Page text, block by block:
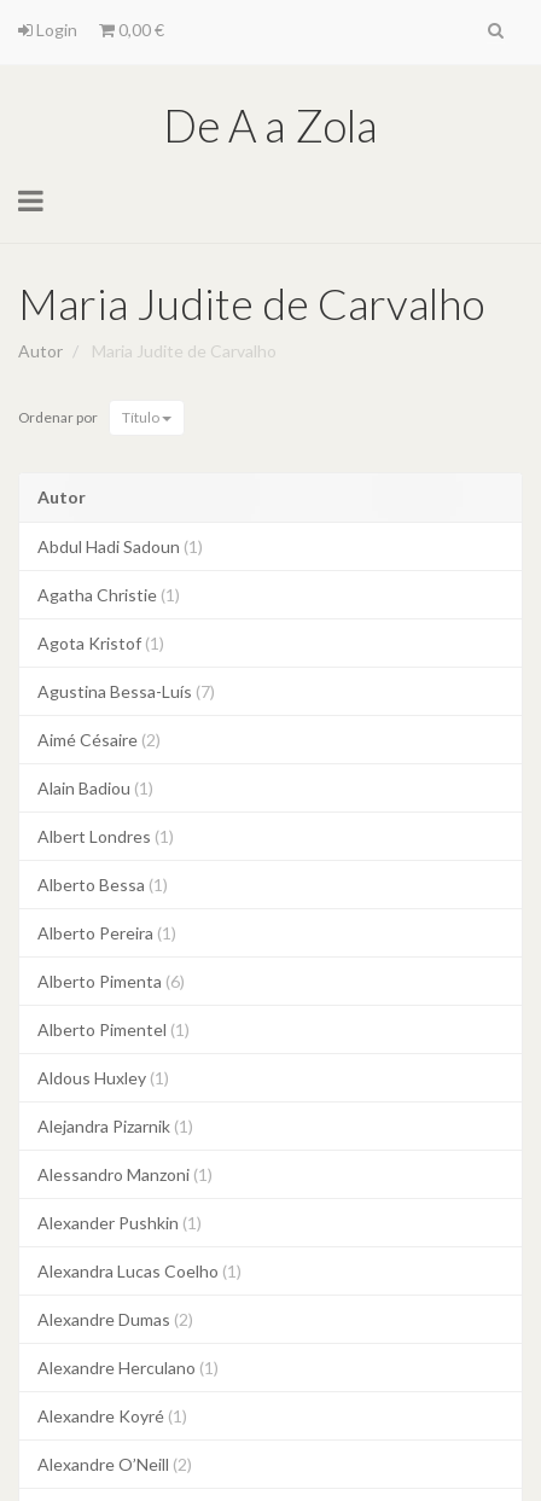
Login 0,00 €
De A a Zola
Toggle
Maria Judite de Carvalho
Autor Maria Judite de Carvalho
Ordenar por Título
Autor
Abdul Hadi Sadoun (1)
Agatha Christie (1)
Agota Kristof (1)
Agustina Bessa-Luís (7)
Aimé Césaire (2)
Alain Badiou (1)
Albert Londres (1)
Alberto Bessa (1)
Alberto Pereira (1)
Alberto Pimenta (6)
Alberto Pimentel (1)
Aldous Huxley (1)
Alejandra Pizarnik (1)
Alessandro Manzoni (1)
Alexander Pushkin (1)
Alexandra Lucas Coelho (1)
Alexandre Dumas (2)
Alexandre Herculano (1)
Alexandre Koyré (1)
Alexandre O’Neill (2)